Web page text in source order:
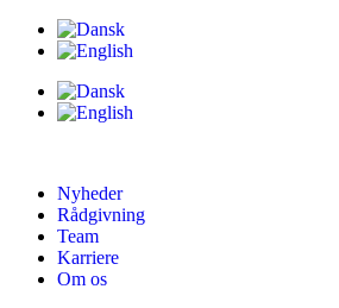
Nyheder
Rådgivning
Team
Karriere
Om os